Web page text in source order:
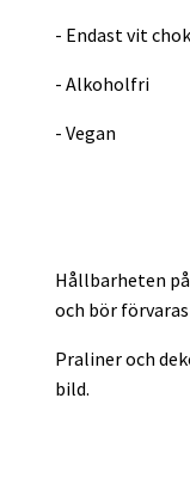
- Endast vit
- Alkoholfri
- Vegan
Hållbarheten
och bör förvaras
Praliner och
bild.